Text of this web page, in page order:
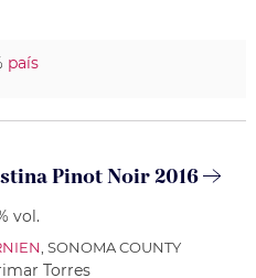
país
Pinot Noir 2016
vol.
, SONOMA COUNTY
Torres